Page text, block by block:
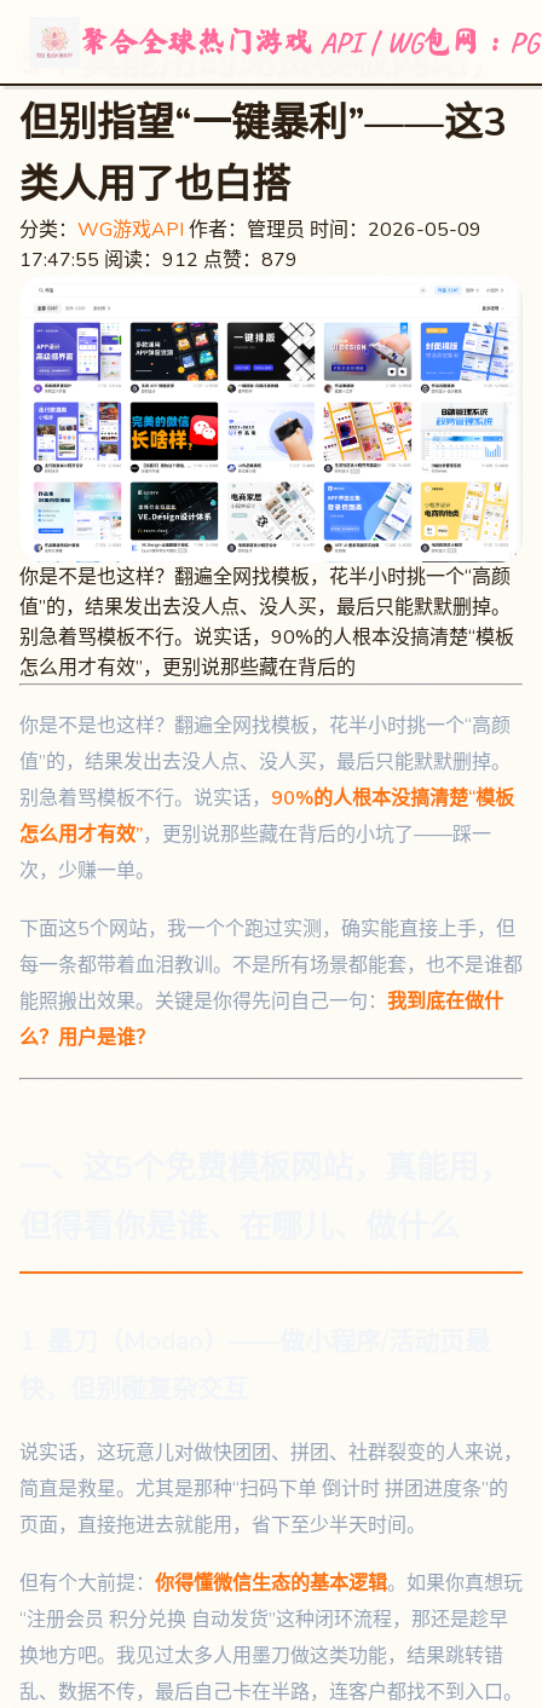
聚合全球热门游戏 API | WG包网：
5个真能用的免费模板网站，
但别指望“一键暴利”——这3
类人用了也白搭
分类： WG游戏API 作者：管理员 时间：2026-05-09
17:47:55 阅读：912 点赞：879
你是不是也这样？翻遍全网找模板，花半小时挑一个“高颜
值”的，结果发出去没人点、没人买，最后只能默默删掉。
别急着骂模板不行。说实话，90%的人根本没搞清楚“模板
怎么用才有效”，更别说那些藏在背后的
你是不是也这样？翻遍全网找模板，花半小时挑一个“高颜
值”的，结果发出去没人点、没人买，最后只能默默删掉。
别急着骂模板不行。说实话， 90%的人根本没搞清楚“模板
怎么用才有效”，更别说那些藏在背后的小坑了——踩一
次，少赚一单。
下面这5个网站，我一个个跑过实测，确实能直接上手，但
每一条都带着血泪教训。不是所有场景都能套，也不是谁都
能照搬出效果。关键是你得先问自己一句： 我到底在做什
么？用户是谁？
说实话，这玩意儿对做快团团、拼团、社群裂变的人来说，
简直是救星。尤其是那种“扫码下单 倒计时 拼团进度条”的
页面，直接拖进去就能用，省下至少半天时间。
但有个大前提： 你得懂微信生态的基本逻辑。如果你真想玩
“注册会员 积分兑换 自动发货”这种闭环流程，那还是趁早
换地方吧。我见过太多人用墨刀做这类功能，结果跳转错
乱、数据不传，最后自己卡在半路，连客户都找不到入口。